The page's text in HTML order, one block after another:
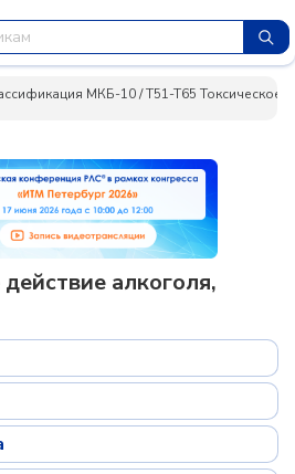
МКБ-10/T51-T65 Токсическое
алкоголя,